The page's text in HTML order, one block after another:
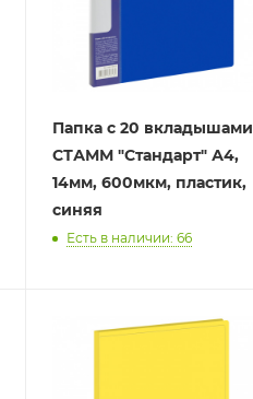
Папка с 20 вкладышами
СТАММ "Стандарт" А4,
14мм, 600мкм, пластик,
синяя
Есть в наличии: 66